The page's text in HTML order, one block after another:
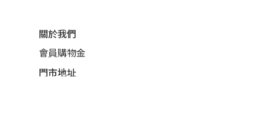
關於我們
會員購物金
門市地址